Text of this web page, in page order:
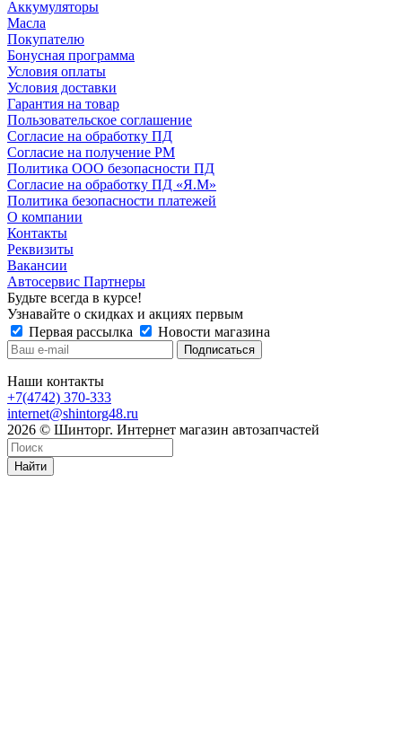
Аккумуляторы
Масла
Покупателю
Бонусная программа
Условия оплаты
Условия доставки
Гарантия на товар
Пользовательское соглашение
Согласие на обработку ПД
Согласие на получение РМ
Политика ООО безопасности ПД
Согласие на обработку ПД «Я.М»
Политика безопасности платежей
О компании
Контакты
Реквизиты
Вакансии
Автосервис Партнеры
Будьте всегда в курсе!
Узнавайте о скидках и акциях первым
Первая рассылка
Новости магазина
Наши контакты
+7(4742) 370-333
internet@shintorg48.ru
2026 © Шинторг. Интернет магазин автозапчастей
Найти